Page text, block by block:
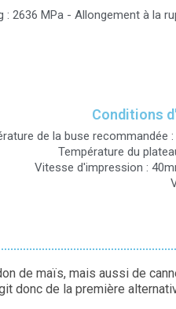
2636 MPa - Allongement à la
Conditions
de la buse recommandée :
Température du
Vitesse d'impression :
de maïs, mais aussi de
donc de la première